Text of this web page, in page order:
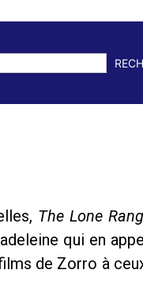
The Lone
qui en
de Zorro à